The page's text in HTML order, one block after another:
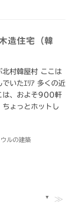
造住宅（韓
北村韓屋村 ここは
いたｴﾘｱ 多くの近
は、およそ900軒
ちょっとホットし
ルの建築
▼ ≫